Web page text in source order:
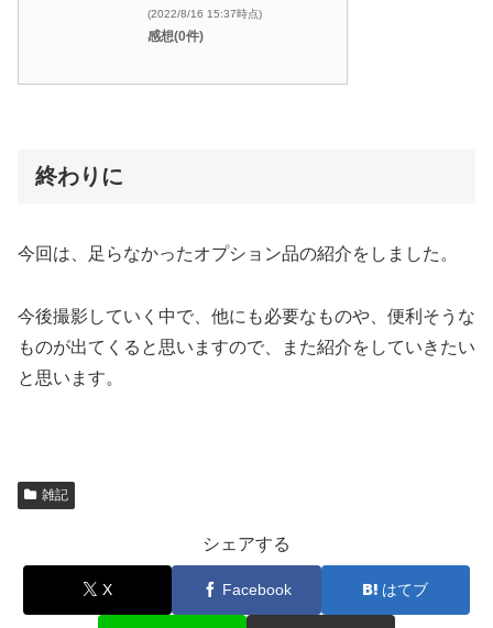
(2022/8/16 15:37時点)
感想(0件)
終わりに
今回は、足らなかったオプション品の紹介をしました。
今後撮影していく中で、他にも必要なものや、便利そうな
ものが出てくると思いますので、また紹介をしていきたい
と思います。
雑記
シェアする
X Facebook はてブ